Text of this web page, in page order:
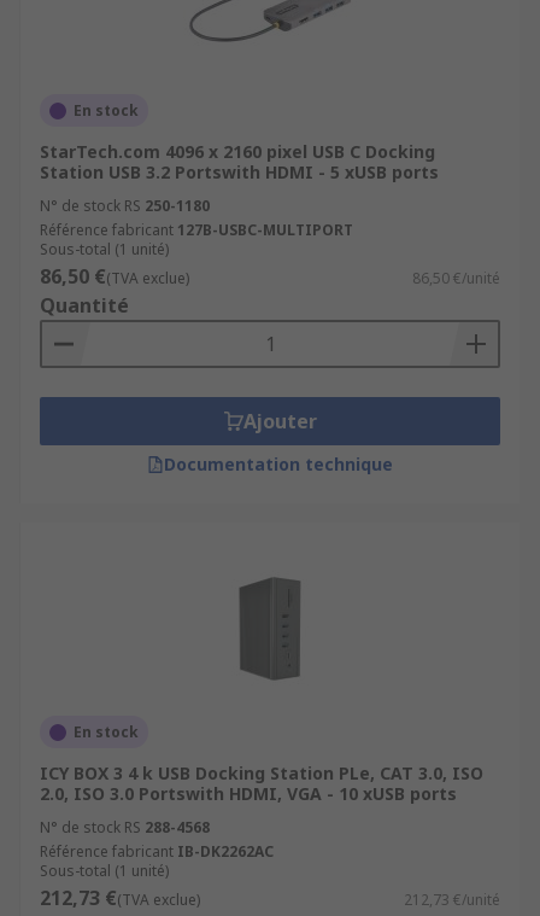
En stock
StarTech.com 4096 x 2160 pixel USB C Docking
Station USB 3.2 Portswith HDMI - 5 xUSB ports
N° de stock RS 250-1180
Référence fabricant 127B-USBC-MULTIPORT
Sous-total (1 unité)
86,50 €(TVA exclue) 86,50 €/unité
Quantité
Ajouter
Documentation technique
En stock
ICY BOX 3 4 k USB Docking Station PLe, CAT 3.0, ISO
2.0, ISO 3.0 Portswith HDMI, VGA - 10 xUSB ports
N° de stock RS 288-4568
Référence fabricant IB-DK2262AC
Sous-total (1 unité)
212,73 €(TVA exclue) 212,73 €/unité